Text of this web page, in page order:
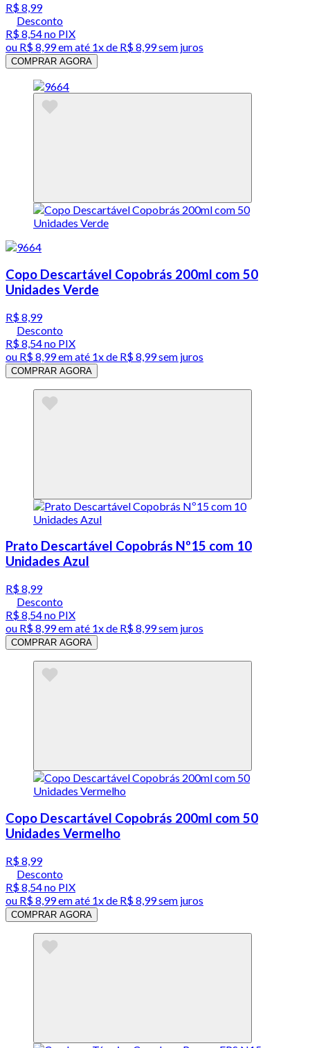
R$ 8,99
Desconto
R$ 8,54no PIX
ou R$ 8,99em até 1x de R$ 8,99sem juros
COMPRAR AGORA
Copo Descartável Copobrás 200ml com 50
Unidades Verde
R$ 8,99
Desconto
R$ 8,54no PIX
ou R$ 8,99em até 1x de R$ 8,99sem juros
COMPRAR AGORA
Prato Descartável Copobrás Nº15 com 10
Unidades Azul
R$ 8,99
Desconto
R$ 8,54no PIX
ou R$ 8,99em até 1x de R$ 8,99sem juros
COMPRAR AGORA
Copo Descartável Copobrás 200ml com 50
Unidades Vermelho
R$ 8,99
Desconto
R$ 8,54no PIX
ou R$ 8,99em até 1x de R$ 8,99sem juros
COMPRAR AGORA